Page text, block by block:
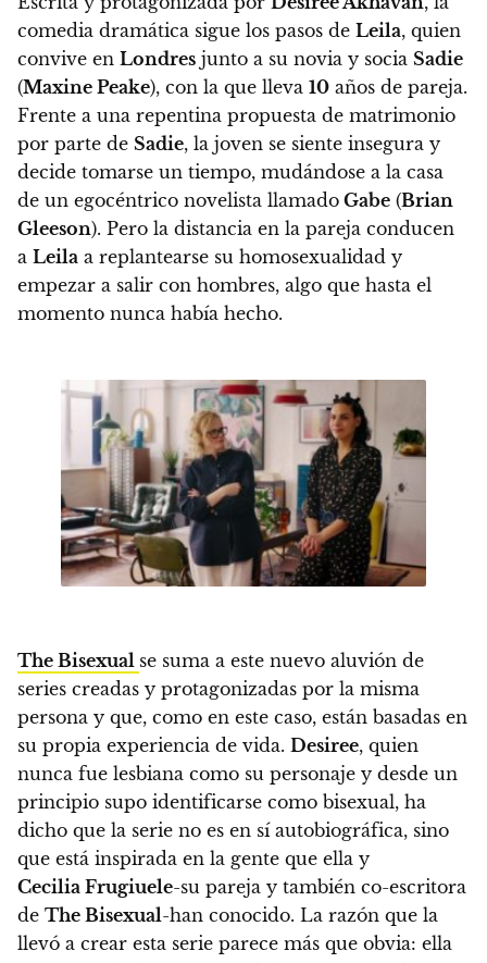
comedia dramática sigue los pasos de Leila, quien
convive en Londres junto a su novia y socia Sadie
(Maxine Peake), con la que lleva 10 años de pareja.
Frente a una repentina propuesta de matrimonio
por parte de Sadie, la joven se siente insegura y
decide tomarse un tiempo, mudándose a la casa
de un egocéntrico novelista llamado Gabe (Brian
Gleeson). Pero la distancia en la pareja conducen
a Leila a replantearse su homosexualidad y
empezar a salir con hombres, algo que hasta el
momento nunca había hecho.
The Bisexual se suma a este nuevo aluvión de
series creadas y protagonizadas por la misma
persona y que, como en este caso, están basadas en
su propia experiencia de vida. Desiree, quien
nunca fue lesbiana como su personaje y desde un
principio supo identificarse como bisexual, ha
dicho que la serie no es en sí autobiográfica, sino
que está inspirada en la gente que ella y
Cecilia Frugiuele-su pareja y también co-escritora
de The Bisexual-han conocido. La razón que la
llevó a crear esta serie parece más que obvia: ella